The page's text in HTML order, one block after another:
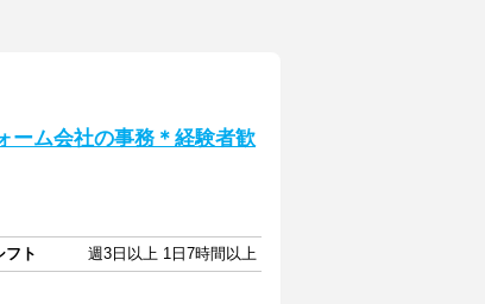
ーム会社の事務＊経験者歓
フト
週3日以上 1日7時間以上